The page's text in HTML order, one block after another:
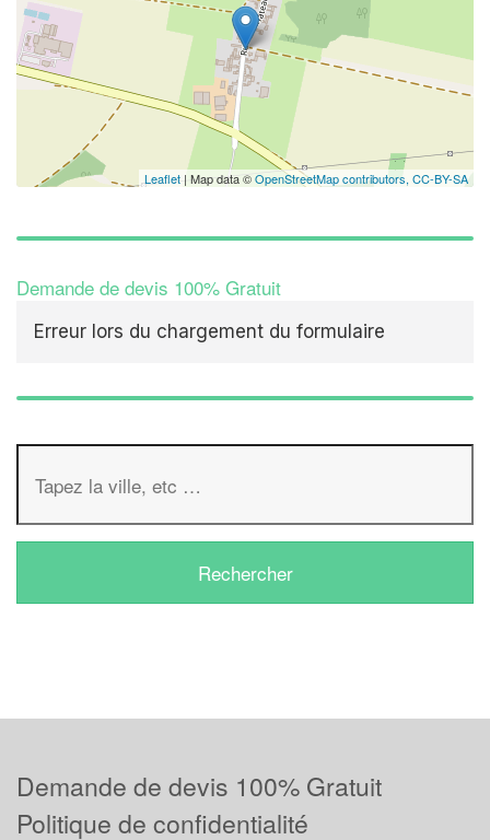
Leaflet | Map data ©OpenStreetMap contributors, CC-BY-SA
Demande de devis 100% Gratuit
Erreur lors du chargement du formulaire
Demande de devis 100% Gratuit
Politique de confidentialité